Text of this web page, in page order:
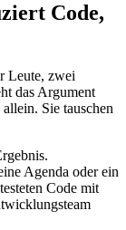
Code,
Leute, zwei
das Argument
Sie tauschen
Agenda oder ein
Code mit